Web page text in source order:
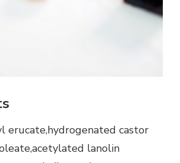
erucate,hydrogenated castor
lanolin